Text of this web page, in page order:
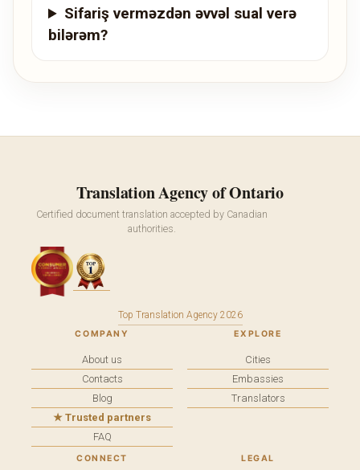
Sifariş verməzdən əvvəl sual verə
bilərəm?
Translation Agency of Ontario
Certified document translation accepted by Canadian
authorities.
Top Translation Agency 2026
COMPANY
About us
Contacts
Blog
★ Trusted partners
FAQ
EXPLORE
Cities
Embassies
Translators
CONNECT LEGAL